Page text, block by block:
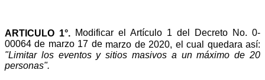
ARTICULO 1°. Modificar el Artículo 1 del Decreto No. 0-
00064 de marzo 17 de marzo de 2020, el cual quedara así:
"Limitar los eventos y sitios masivos a un máximo de 20
personas".